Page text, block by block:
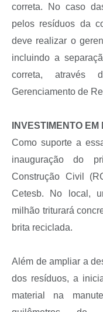
correta. No caso
pelos resíduos da
deve realizar o
incluindo a
correta, através
Gerenciamento de
INVESTIMENTO
Como suporte a
inauguração do
Construção Civil
Cetesb. No local,
milhão triturará
brita reciclada.
Além de ampliar a
dos resíduos, a
material na